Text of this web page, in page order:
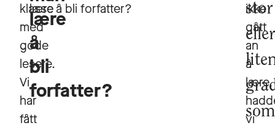
klasse
med
gode
lesere.
Vi
har
fått
lære
å
bli
forfatter?
lære å bli forfatter?
stor
eller
som
ikke
gått
an
å
lære,
vi